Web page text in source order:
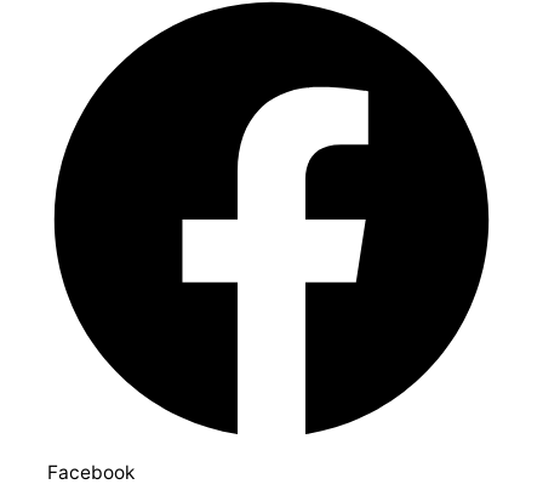
Facebook